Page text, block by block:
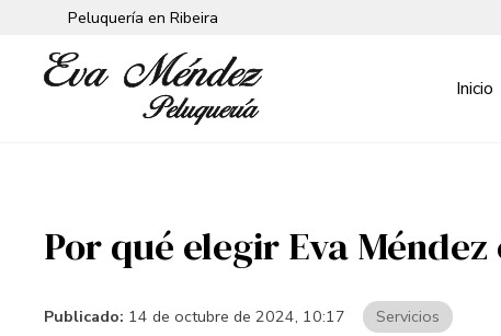
Peluquería en Ribeira
Inicio
Por qué elegir Eva
Publicado: 14 de octubre de 2024, 10:17 Servicios